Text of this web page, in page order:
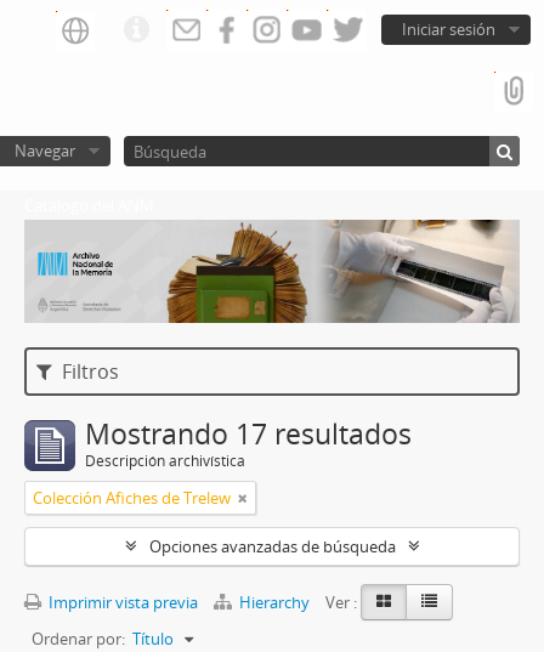
Iniciar sesión
Navegar
Filtros
Mostrando 17 resultados
Descripción archivística
Colección Afiches de Trelew
Opciones avanzadas de búsqueda
Imprimir vista previa Hierarchy
Ver :
Ordenar por: Título